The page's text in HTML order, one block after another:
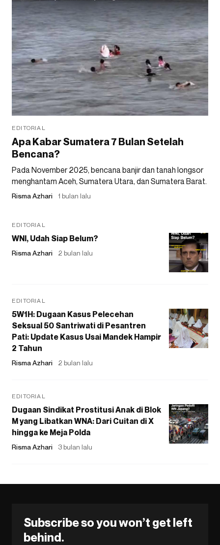
EDITORIAL
Apa Kabar Sumatera 7 Bulan Setelah
Bencana?
Pada November 2025, bencana banjir dan tanah longsor
menghantam Aceh, Sumatera Utara, dan Sumatera Barat.
Risma Azhari 1 bulan lalu
EDITORIAL
WNI, Udah Siap Belum?
Risma Azhari 2 bulan lalu
EDITORIAL
5W1H: Dugaan Kasus Pelecehan
Seksual 50 Santriwati di Pesantren
Pati: Update Kasus Usai Mandek Hampir
2 Tahun
Risma Azhari 2 bulan lalu
EDITORIAL
Dugaan Sindikat Prostitusi Anak di Blok
M yang Libatkan WNA: Dari Cuitan di X
hingga ke Meja Polda
Risma Azhari 3 bulan lalu
Subscribe so you won’t get left
behind.